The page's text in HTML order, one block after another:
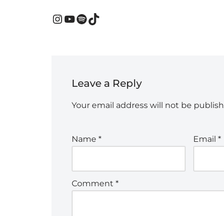
Leave a Reply
Your email address will not be
Name * Email*
Comment *